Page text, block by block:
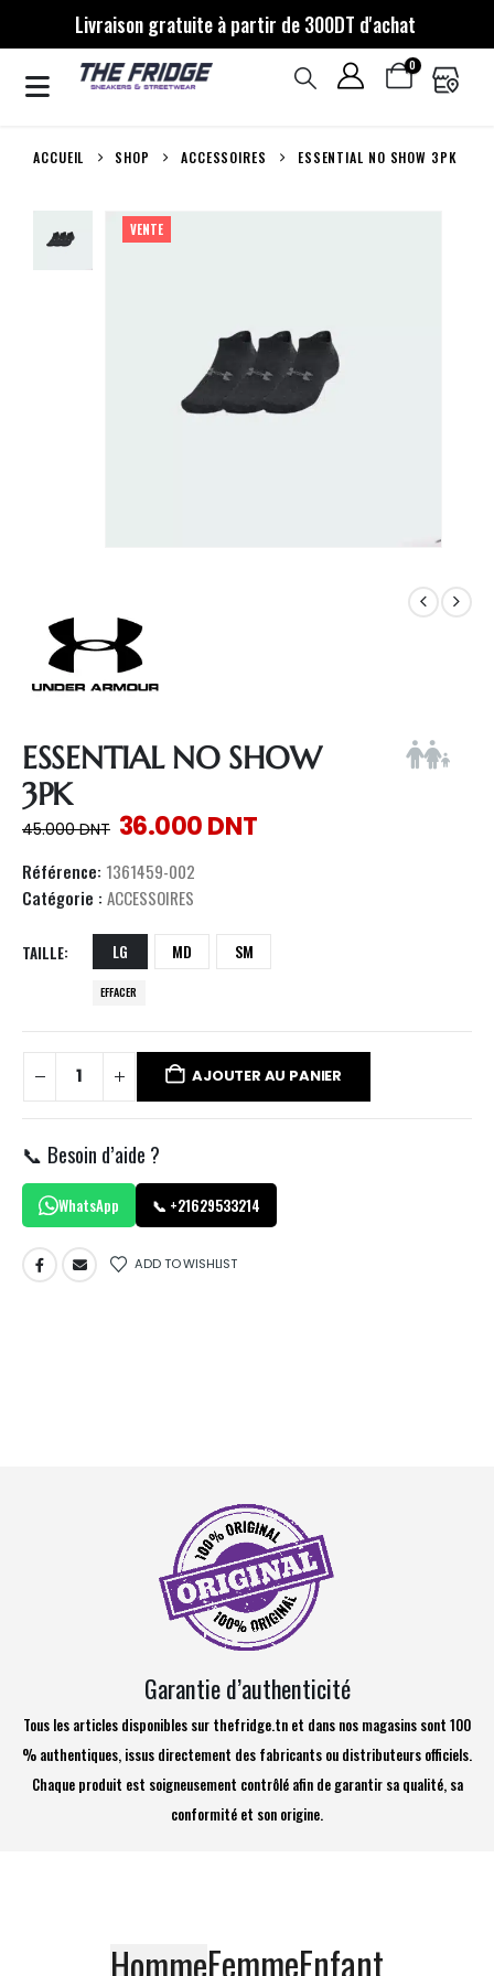
Livraison gratuite à partir de 300DT d'achat
0
ACCUEIL SHOP ACCESSOIRES ESSENTIAL NO SHOW 3PK
VENTE
ESSENTIAL NO SHOW
3PK
45.000DNT 36.000DNT
Référence: 1361459-002
Catégorie : ACCESSOIRES
TAILLE LG MD SM
EFFACER
AJOUTER AU PANIER
📞 Besoin d’aide ?
WhatsApp 📞 +21629533214
ADD TO WISHLIST
Garantie d’authenticité
Tous les articles disponibles sur thefridge.tn et dans nos magasins sont 100
% authentiques, issus directement des fabricants ou distributeurs officiels.
Chaque produit est soigneusement contrôlé afin de garantir sa qualité, sa
conformité et son origine.
HommeFemmeEnfant